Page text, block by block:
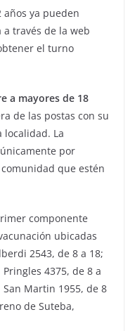
años ya pueden
través de la web
el turno
a mayores de 18
de las postas con su
localidad. La
por
que estén
componente
ubicadas
2543, de 8 a 18;
4375, de 8 a
Martin 1955, de 8
de Suteba,